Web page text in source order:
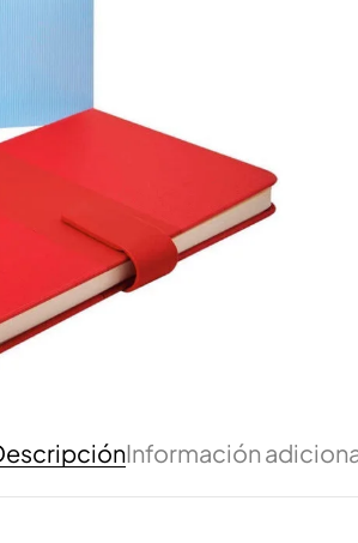
Información